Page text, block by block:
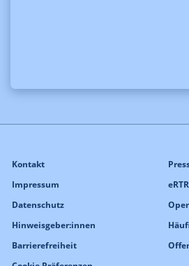
Kontakt
Impressum
Datenschutz
Hinweisgeber:innen
Barrierefreiheit
eRTR